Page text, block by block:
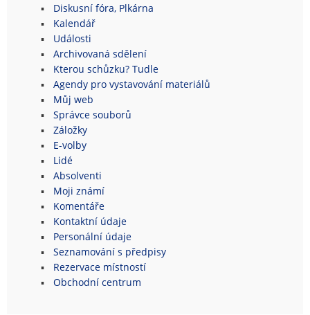
Diskusní fóra, Plkárna
Kalendář
Události
Archivovaná sdělení
Kterou schůzku? Tudle
Agendy pro vystavování materiálů
Můj web
Správce souborů
Záložky
E-volby
Lidé
Absolventi
Moji známí
Komentáře
Kontaktní údaje
Personální údaje
Seznamování s předpisy
Rezervace místností
Obchodní centrum